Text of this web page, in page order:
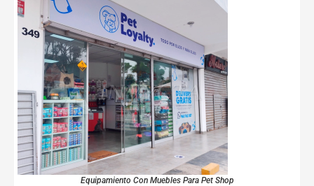
Equipamiento Con Muebles Para Pet Shop